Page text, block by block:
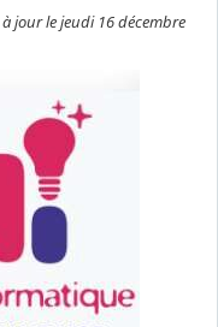
jour le jeudi 16 décembre